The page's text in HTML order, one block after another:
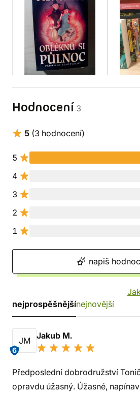
Hodnocení 3
5 (3 hodnocení)
5
4
3
2
1
napiš
nejprospěšnějšínejnovější
JM
6
Jakub M.
Předposlední dobrodružství
opravdu úžasný. Úžasné,